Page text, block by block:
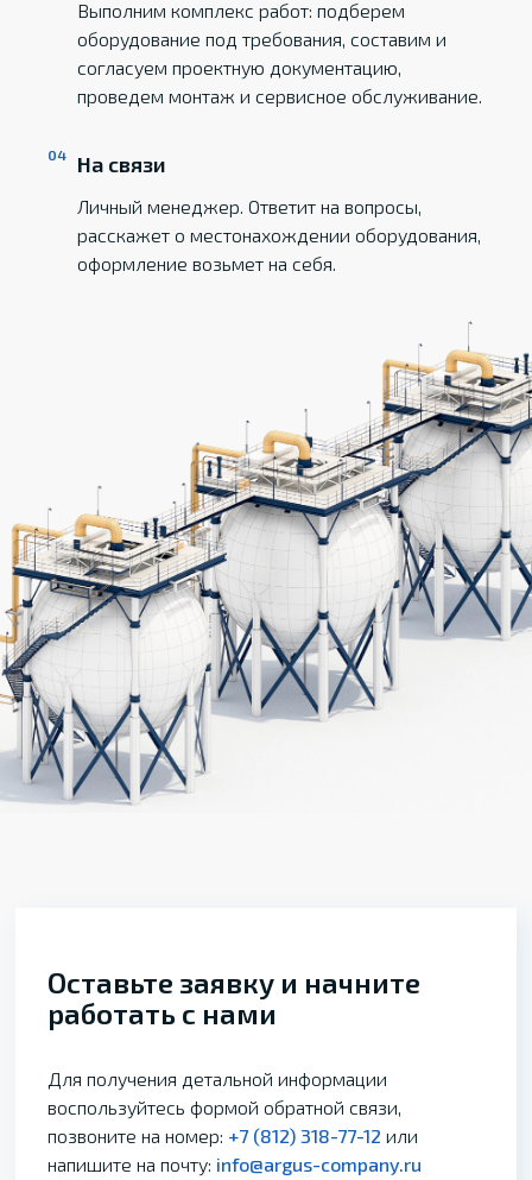
Выполним комплекс работ: подберем
оборудование под требования, составим и
согласуем проектную документацию,
проведем монтаж и сервисное обслуживание.
На связи
Личный менеджер. Ответит на вопросы,
расскажет о местонахождении оборудования,
оформление возьмет на себя.
Оставьте заявку и начните
работать с нами
Для получения детальной информации
воспользуйтесь формой обратной связи,
позвоните на номер: +7 (812) 318-77-12 или
напишите на почту: info@argus-company.ru